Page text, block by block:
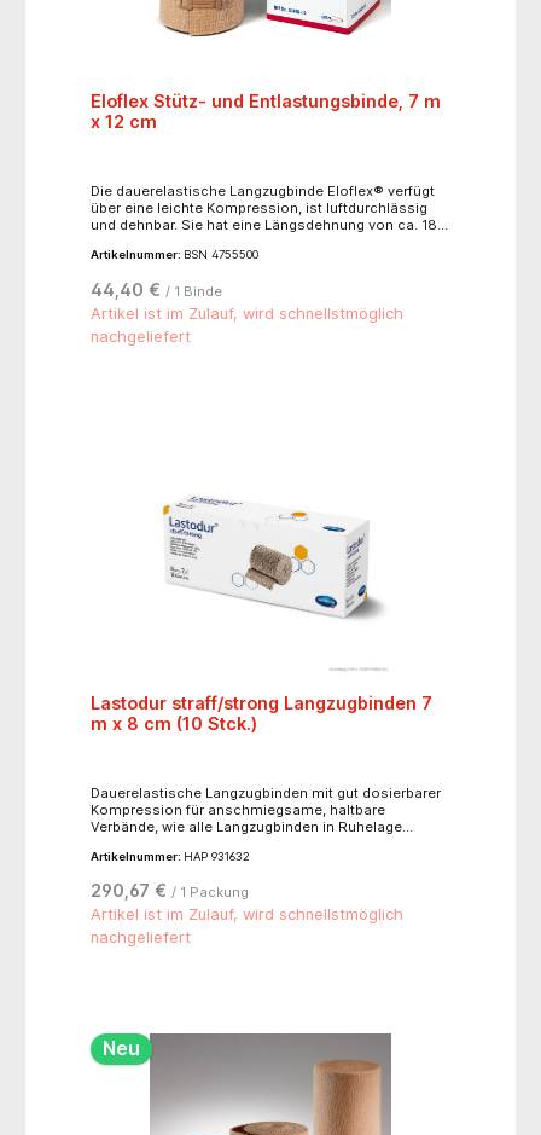
Eloflex Stütz- und Entlastungsbinde, 7 m
x 12 cm
Die dauerelastische Langzugbinde Eloflex® verfügt
über eine leichte Kompression, ist luftdurchlässig
und dehnbar. Sie hat eine Längsdehnung von ca. 180
Faltenbildung. Bei zirkulärer Anwicklung fällt die
ab. Die Binde behält auch nach mehrmaligem
Waschen (unter Berücksichtigung der speziellen
Waschhinweise) ihre Dauerelastizität. Eloflex®
besteht aus 57 % Baumwolle, 33 % Viskose, 8 %
Artikelnummer: BSN 4755500
44,40 € / 1 Binde
Artikel ist im Zulauf, wird schnellstmöglich
nachgeliefert
Lastodur straff/strong Langzugbinden 7
m x 8 cm (10 Stck.)
Dauerelastische Langzugbinden mit gut dosierbarer
Kompression für anschmiegsame, haltbare
Verbände, wie alle Langzugbinden in Ruhelage
alterungsbeständig, waschbar bis 60°C, sterilisierbar
für starke Kompression, Dehnbarkeit ca. 180 %- 85 %
Baumwolle, 8 % Elastan, 7 % Polyamid
Artikelnummer: HAP 931632
290,67 € / 1 Packung
Artikel ist im Zulauf, wird schnellstmöglich
nachgeliefert
Neu